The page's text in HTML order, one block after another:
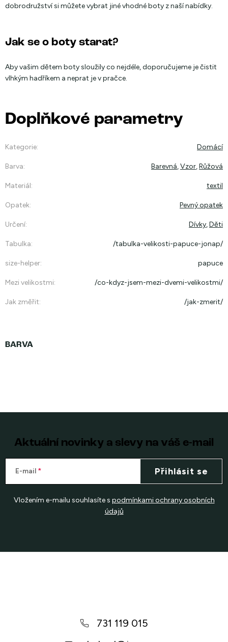
dobrodružství si můžete vybrat jiné vhodné boty z naší nabídky.
Jak se o boty starat?
Aby vašim dětem boty sloužily co nejdéle, doporučujeme je čistit
vlhkým hadříkem a neprat je v pračce.
Doplňkové parametry
Kategorie: Domácí
Barva: Barevná,Vzor,Růžová
Materiál: textil
Opatek: Pevný opatek
Určení: Dívky,Děti
Tabulka: /tabulka-velikosti-papuce-jonap/
size-helper: papuce
Mezi velikostmi: /co-kdyz-jsem-mezi-dvemi-velikostmi/
Jak změřit: /jak-zmerit/
Aktuální novinky a slevy na váš e-mail
E-mail
Vložením e-mailu souhlasíte s podmínkami ochrany osobních
údajů
Přihlásit se
731 119 015